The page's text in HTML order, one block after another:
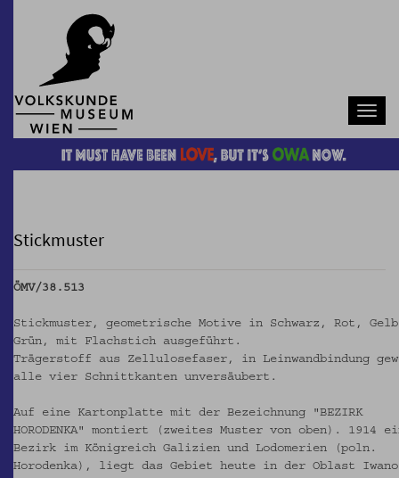
Stickmuster
ÖMV/38.513
Stickmuster, geometrische Motive in Schwarz, Rot, Gelb
Grün, mit Flachstich ausgeführt.
Trägerstoff aus Zellulosefaser, in Leinwandbindung
alle vier Schnittkanten unversäubert.
Auf eine Kartonplatte mit der Bezeichnung "BEZIRK
HORODENKA" montiert (zweites Muster von oben). 1914
Bezirk im Königreich Galizien und Lodomerien (poln.
Horodenka), liegt das Gebiet heute in der Oblast